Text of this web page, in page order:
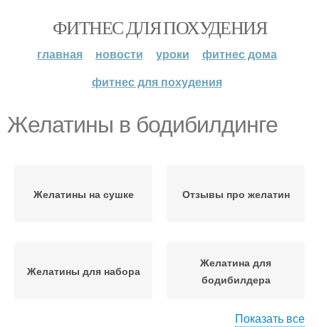
ФИТНЕС ДЛЯ ПОХУДЕНИЯ
главная новости уроки
фитнес дома
фитнес для похудения
Желатины в бодибилдинге
Желатины на сушке Отзывы про желатин
Желатины для набора
Желатина для
бодибилдера
Показать все